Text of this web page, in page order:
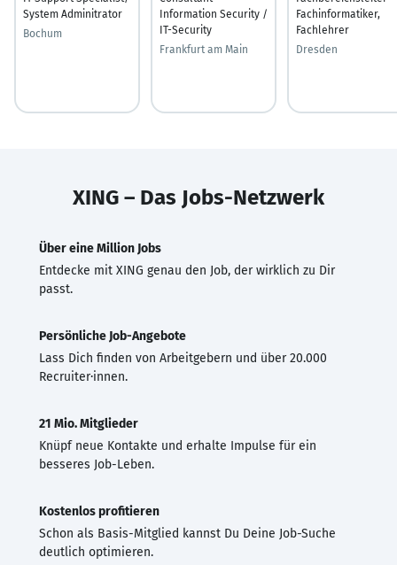
System Adminitrator
Bochum
Information Security /
IT-Security
Frankfurt am Main
Fachinformatiker,
Fachlehrer
Dresden
XING – Das Jobs-Netzwerk
Über eine Million Jobs
Entdecke mit XING genau den Job, der wirklich zu Dir
passt.
Persönliche Job-Angebote
Lass Dich finden von Arbeitgebern und über 20.000
Recruiter·innen.
21 Mio. Mitglieder
Knüpf neue Kontakte und erhalte Impulse für ein
besseres Job-Leben.
Kostenlos profitieren
Schon als Basis-Mitglied kannst Du Deine Job-Suche
deutlich optimieren.